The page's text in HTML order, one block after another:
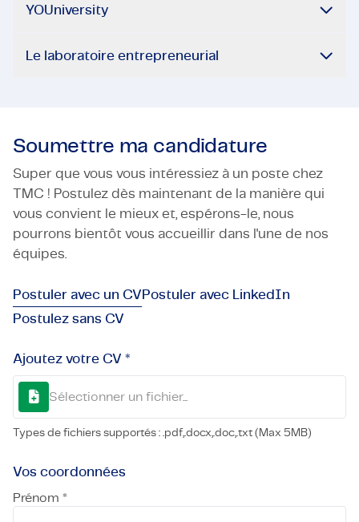
YOUniversity
Le laboratoire entrepreneurial
Soumettre ma candidature
Super que vous vous intéressiez à un poste chez
TMC ! Postulez dès maintenant de la manière qui
vous convient le mieux et, espérons-le, nous
pourrons bientôt vous accueillir dans l'une de nos
équipes.
Postuler avec un CVPostuler avec LinkedIn
Postulez sans CV
Ajoutez votre CV *
Sélectionner un fichier...
Types de fichiers supportés : .pdf,.docx,.doc,.txt (Max 5MB)
Vos coordonnées
Prénom *